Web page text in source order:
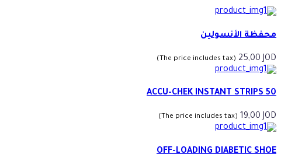
محفظة الأنسولين
25,00 JOD
(The price includes tax)
ACCU-CHEK INSTANT STRIPS 50
19,00JOD
(The price includes tax)
OFF-LOADING DIABETIC SHOE